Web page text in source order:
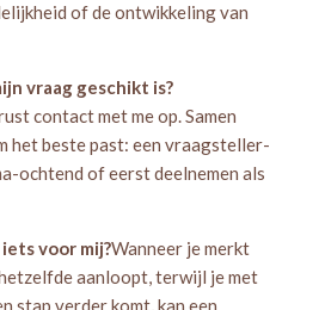
of de ontwikkeling van
vraag geschikt is?
contact met me op. Samen
het beste past: een vraagsteller-
ochtend of eerst deelnemen als
voor mij?Wanneer je merkt
aanloopt, terwijl je met
stap verder komt, kan een